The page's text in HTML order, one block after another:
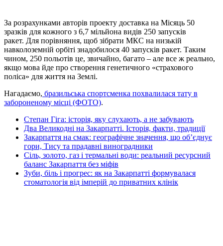
За розрахунками авторів проекту доставка на Місяць 50
зразків для кожного з 6,7 мільйона видів 250 запусків
ракет. Для порівняння, щоб зібрати МКС на низькій
навколоземній орбіті знадобилося 40 запусків ракет. Таким
чином, 250 польотів це, звичайно, багато – але все ж реально,
якщо мова йде про створення генетичного «страхового
поліса» для життя на Землі.
Нагадаємо, бразильська спортсменка похвалилася тату в
забороненому місці (ФОТО).
Степан Гіга: історія, яку слухають, а не забувають
Два Великодні на Закарпатті. Історія, факти, традиції
Закарпаття на смак: географічне значення, що об’єднує
гори, Тису та прадавні виноградники
Сіль, золото, газ і термальні води: реальний ресурсний
баланс Закарпаття без міфів
Зуби, біль і прогрес: як на Закарпатті формувалася
стоматологія від імперій до приватних клінік